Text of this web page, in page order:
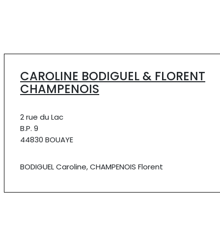
CAROLINE BODIGUEL & FLORENT
CHAMPENOIS
2 rue du Lac
B.P. 9
44830 BOUAYE
BODIGUEL Caroline, CHAMPENOIS Florent